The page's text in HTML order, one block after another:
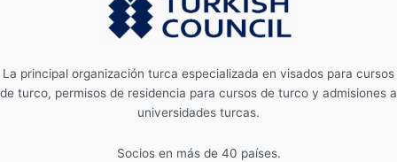
La principal organización turca especializada en visados ​​para cursos
de turco, permisos de residencia para cursos de turco y admisiones a
universidades turcas.
Socios en más de 40 países.